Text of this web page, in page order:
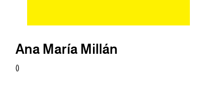
Ana María Millán
()